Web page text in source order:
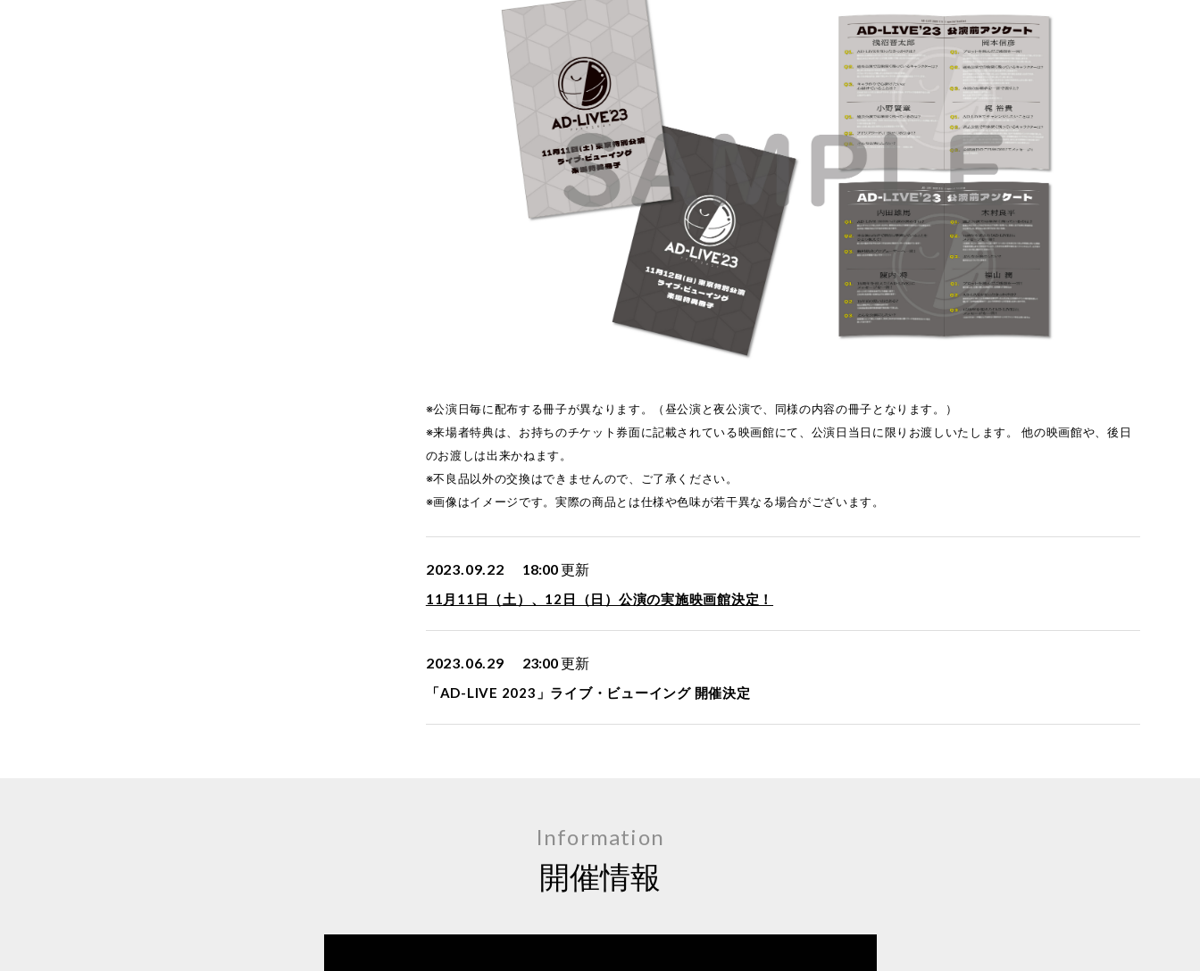
※公演日毎に配布する冊子が異なります。（昼公演と夜公演で、同様の内容の冊子となります。）
※来場者特典は、お持ちのチケット券面に記載されている映画館にて、公演日当日に限りお渡しいたします。 他の映画館や、後日
のお渡しは出来かねます。
※不良品以外の交換はできませんので、ご了承ください。
※画像はイメージです。実際の商品とは仕様や色味が若干異なる場合がございます。
2023.09.22 18:00更新
11月11日（土）、12日（日）公演の実施映画館決定！
2023.06.29 23:00更新
「AD-LIVE 2023」ライブ・ビューイング 開催決定
Information
開催情報